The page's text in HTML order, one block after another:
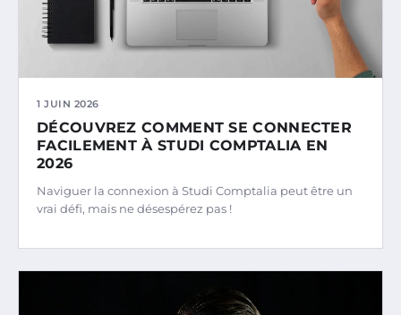
1 JUIN 2026
DÉCOUVREZ COMMENT SE CONNECTER
FACILEMENT À STUDI COMPTALIA EN
2026
Naviguer la connexion à Studi Comptalia peut être un
vrai défi, mais ne désespérez pas !